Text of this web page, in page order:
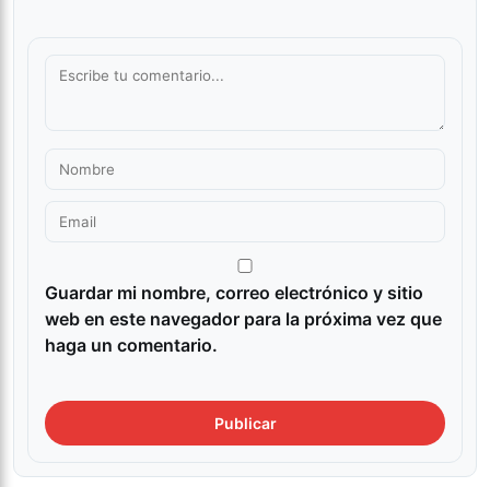
Guardar mi nombre, correo electrónico y sitio
web en este navegador para la próxima vez que
haga un comentario.